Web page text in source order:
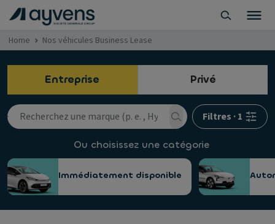
Home Nos véhicules Business Lease
Entreprise Privé
Filtres ·1
Ou choisissez une catégorie
Immédiatement disponible